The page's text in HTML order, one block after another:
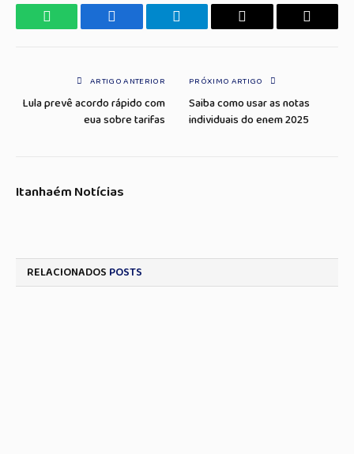
WhatsApp Facebook Telegrama Copiar
E-
ARTIGO ANTERIOR
Lula prevê acordo rápido com
eua sobre tarifas
PRÓXIMO ARTIGO
Saiba como usar as notas
individuais do enem 2025
Itanhaém Notícias
RELACIONADOS POSTS